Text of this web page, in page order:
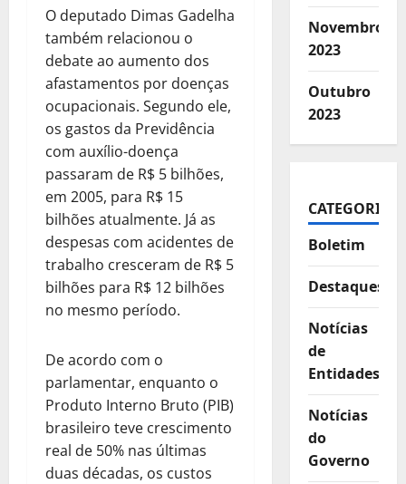
O deputado Dimas Gadelha
também relacionou o
debate ao aumento dos
afastamentos por doenças
ocupacionais. Segundo ele,
os gastos da Previdência
com auxílio-doença
passaram de R$ 5 bilhões,
em 2005, para R$ 15
bilhões atualmente. Já as
despesas com acidentes de
trabalho cresceram de R$ 5
bilhões para R$ 12 bilhões
no mesmo período.
De acordo com o
parlamentar, enquanto o
Produto Interno Bruto (PIB)
brasileiro teve crescimento
real de 50% nas últimas
duas décadas, os custos
Novembro
2023
Outubro
2023
CATEGORIAS
Boletim
Destaques
Notícias
de
Entidades
Notícias
do
Governo